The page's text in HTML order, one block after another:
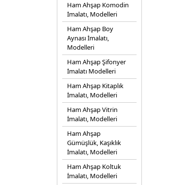
Ham Ahşap Komodin
İmalatı, Modelleri
Ham Ahşap Boy
Aynası İmalatı,
Modelleri
Ham Ahşap Şifonyer
İmalatı Modelleri
Ham Ahşap Kitaplık
İmalatı, Modelleri
Ham Ahşap Vitrin
İmalatı, Modelleri
Ham Ahşap
Gümüşlük, Kaşıklık
İmalatı, Modelleri
Ham Ahşap Koltuk
İmalatı, Modelleri